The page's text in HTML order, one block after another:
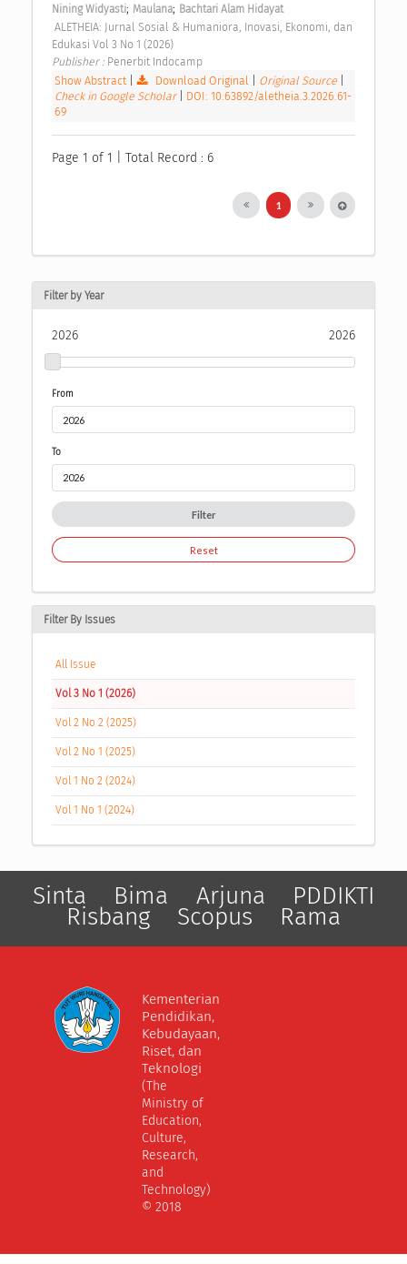
Nining Widyasti; Maulana; Bachtari Alam Hidayat
Edukasi Vol 3 No 1 (2026)
Publisher : Penerbit Indocamp
Show Abstract| Download Original Original Source
Check in Google Scholar
DOI: 10.63892/aletheia.3.2026.61-
69
Page 1 of 1 | Total Record : 6
1
Filter by Year
2026 2026
From
To
Filter
Reset
Filter By Issues
All Issue
Vol 3 No 1 (2026)
Vol 2 No 2 (2025)
Vol 2 No 1 (2025)
Vol 1 No 2 (2024)
Vol 1 No 1 (2024)
Sinta Bima Arjuna PDDIKTI
Risbang Scopus Rama
Kementerian
Pendidikan,
Kebudayaan,
Riset, dan
Teknologi
(The
Ministry of
Education,
Culture,
Research,
and
Technology)
© 2018